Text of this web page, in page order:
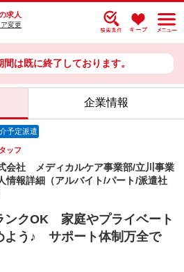
求人
変更
は既に終了しております。
企業情報
予定派遣
ッフ
会社 メディカルケア事業部/立川事業
情報詳細（アルバイト/パート/派遣社
ンクOK 家庭やプライベート
よう♪ サポート体制万全で